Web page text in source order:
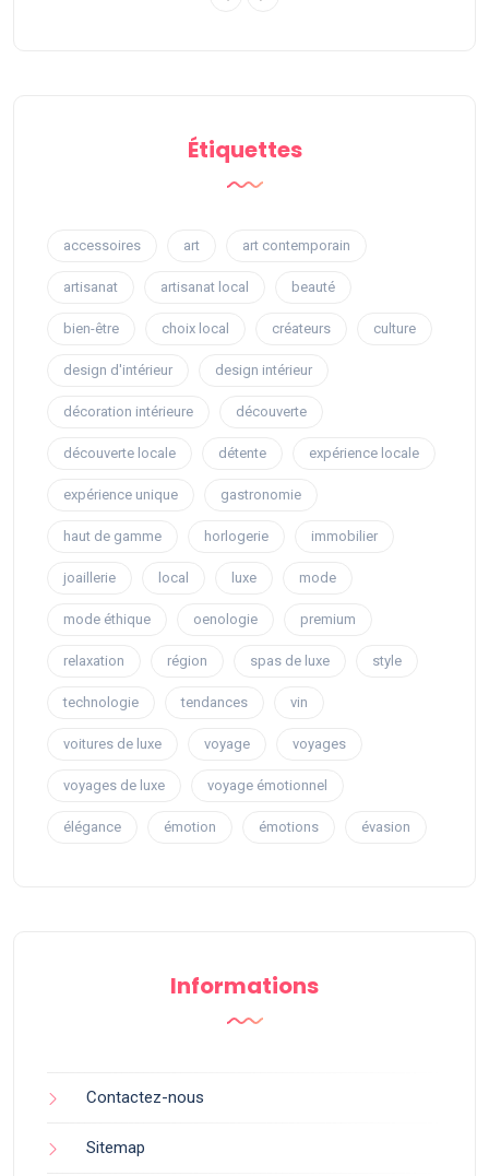
Étiquettes
accessoires art art contemporain
artisanat artisanat local beauté
bien-être choix local créateurs culture
design d'intérieur design intérieur
décoration intérieure découverte
découverte locale détente expérience locale
expérience unique gastronomie
haut de gamme horlogerie immobilier
joaillerie local luxe mode
mode éthique oenologie premium
relaxation région spas de luxe style
technologie tendances vin
voitures de luxe voyage voyages
voyages de luxe voyage émotionnel
élégance émotion émotions évasion
Informations
Contactez-nous
Sitemap